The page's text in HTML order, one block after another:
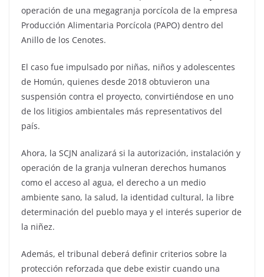
operación de una megagranja porcícola de la empresa
Producción Alimentaria Porcícola (PAPO) dentro del
Anillo de los Cenotes.
El caso fue impulsado por niñas, niños y adolescentes
de Homún, quienes desde 2018 obtuvieron una
suspensión contra el proyecto, convirtiéndose en uno
de los litigios ambientales más representativos del
país.
Ahora, la SCJN analizará si la autorización, instalación y
operación de la granja vulneran derechos humanos
como el acceso al agua, el derecho a un medio
ambiente sano, la salud, la identidad cultural, la libre
determinación del pueblo maya y el interés superior de
la niñez.
Además, el tribunal deberá definir criterios sobre la
protección reforzada que debe existir cuando una